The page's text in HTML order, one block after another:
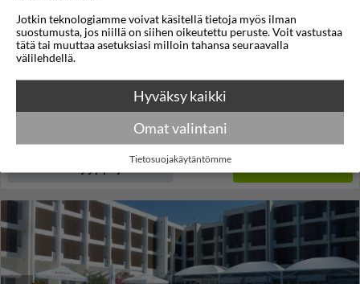
Hotel Pinija
Petrcane,Zadar,Kroatia
Lennot: Joensuu-Zadar
09:00
Kokonaishinta€2.719
€1.360
Huoneen tyyppi ja lento
Jotkin teknologiamme voivat käsitellä tietoja myös ilman
suostumusta, jos niillä on siihen oikeutettu peruste. Voit vastustaa
tätä tai muuttaa asetuksiasi milloin tahansa seuraavalla
välilehdellä.
Hyväksy kaikki
Omat valintani
Tietosuojakäytäntömme